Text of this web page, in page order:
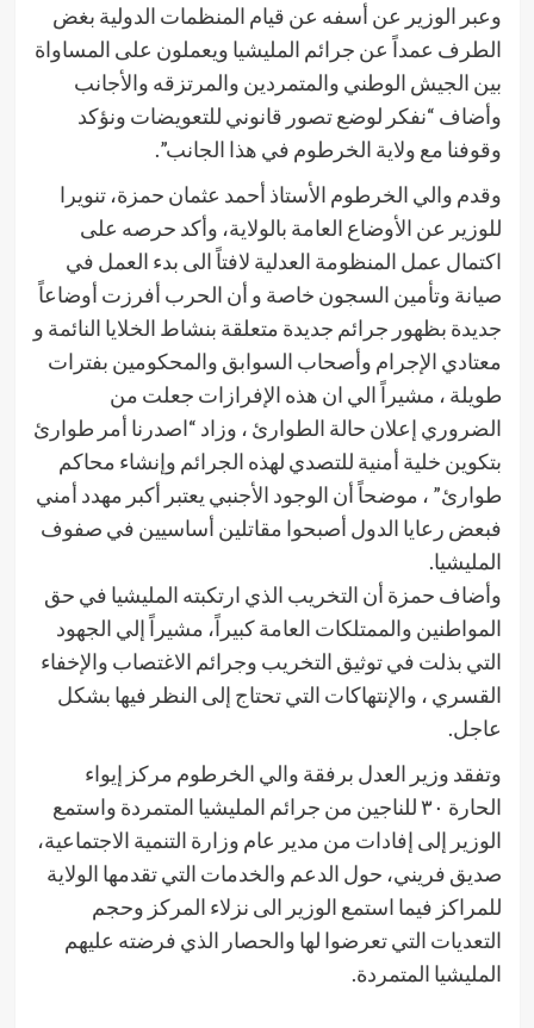
وعبر الوزير عن أسفه عن قيام المنظمات الدولية بغض
الطرف عمداً عن جرائم المليشيا ويعملون على المساواة
بين الجيش الوطني والمتمردين والمرتزقه والأجانب
وأضاف “نفكر لوضع تصور قانوني للتعويضات ونؤكد
وقوفنا مع ولاية الخرطوم في هذا الجانب”.
وقدم والي الخرطوم الأستاذ أحمد عثمان حمزة، تنويرا
للوزير عن الأوضاع العامة بالولاية، وأكد حرصه على
اكتمال عمل المنظومة العدلية لافتاً الى بدء العمل في
صيانة وتأمين السجون خاصة و أن الحرب أفرزت أوضاعاً
جديدة بظهور جرائم جديدة متعلقة بنشاط الخلايا النائمة و
معتادي الإجرام وأصحاب السوابق والمحكومين بفترات
طويلة ، مشيراً الي ان هذه الإفرازات جعلت من
الضروري إعلان حالة الطوارئ ، وزاد “اصدرنا أمر طوارئ
بتكوين خلية أمنية للتصدي لهذه الجرائم وإنشاء محاكم
طوارئ” ، موضحاً أن الوجود الأجنبي يعتبر أكبر مهدد أمني
فبعض رعايا الدول أصبحوا مقاتلين أساسيين في صفوف
المليشيا.
وأضاف حمزة أن التخريب الذي ارتكبته المليشيا في حق
المواطنين والممتلكات العامة كبيراً، مشيراً إلي الجهود
التي بذلت في توثيق التخريب وجرائم الاغتصاب والإخفاء
القسري ، والإنتهاكات التي تحتاج إلى النظر فيها بشكل
عاجل.
وتفقد وزير العدل برفقة والي الخرطوم مركز إيواء
الحارة ٣٠ للناجين من جرائم المليشيا المتمردة واستمع
الوزير إلى إفادات من مدير عام وزارة التنمية الاجتماعية،
صديق فريني، حول الدعم والخدمات التي تقدمها الولاية
للمراكز فيما استمع الوزير الى نزلاء المركز وحجم
التعديات التي تعرضوا لها والحصار الذي فرضته عليهم
المليشيا المتمردة.